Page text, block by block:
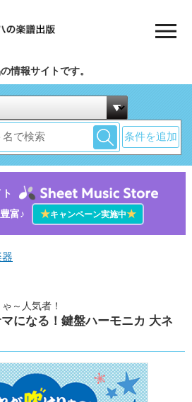
情報サイトです。
条件を追加
富♪
★キャンペーン実施中★
～人気者！
になる！鍵盤ハーモニカ 大ネ